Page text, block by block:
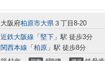
大阪府柏原市大県 ３丁目8-20
近鉄大阪線 「 堅下 」駅 徒歩3分
関西本線 「 柏原 」駅 徒歩8分